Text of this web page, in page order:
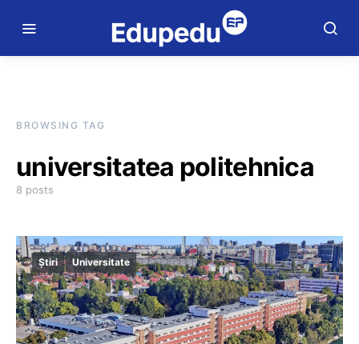
BROWSING TAG
universitatea politehnica
8 posts
Știri Universitate